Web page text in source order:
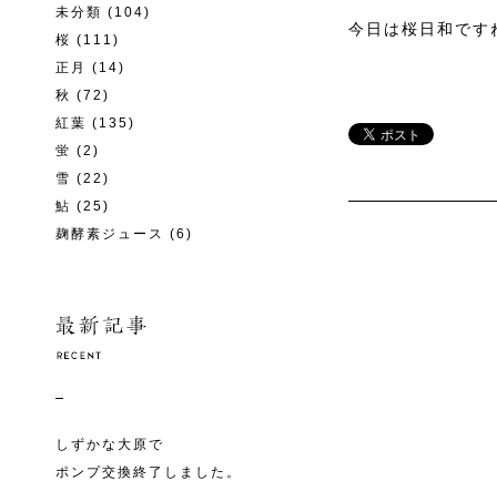
未分類 (104)
桜 (111)
正月
(14)
秋 (72)
紅葉 (135)
蛍 (2)
雪 (22)
鮎 (25)
麹酵素ジュース (6)
しずかな大原で
ポンプ交換終了しました。
今日は桜日和です